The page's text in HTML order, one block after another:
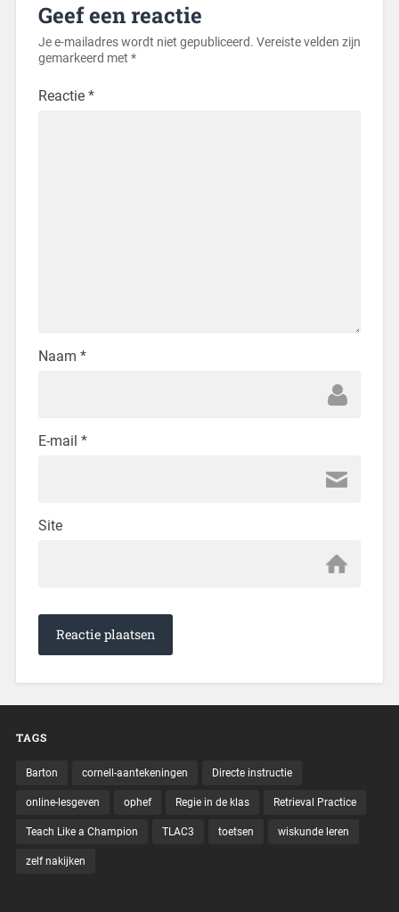
Geef een reactie
Je e-mailadres wordt niet gepubliceerd. Vereiste velden zijn
gemarkeerd met *
Reactie *
Naam *
E-mail *
Site
TAGS
Barton cornell-aantekeningen Directe instructie
online-lesgeven ophef Regie in de klas Retrieval Practice
Teach Like a Champion TLAC3 toetsen wiskunde leren
zelf nakijken